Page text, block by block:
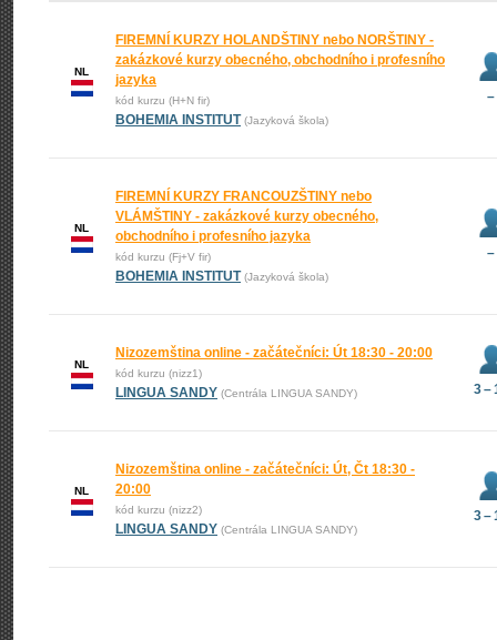
NL
FIREMNÍ KURZY HOLANDŠTINY nebo NORŠTINY -
zakázkové kurzy obecného, obchodního i profesního
jazyka
kód kurzu (H+N fir)
BOHEMIA INSTITUT (Jazyková škola)
–
NL
FIREMNÍ KURZY FRANCOUZŠTINY nebo
VLÁMŠTINY - zakázkové kurzy obecného,
obchodního i profesního jazyka
kód kurzu (Fj+V fir)
BOHEMIA INSTITUT (Jazyková škola)
–
NL
Nizozemština online - začátečníci: Út 18:30 - 20:00
kód kurzu (nizz1)
LINGUA SANDY (Centrála LINGUA SANDY) 3 –
NL
Nizozemština online - začátečníci: Út, Čt 18:30 -
20:00
kód kurzu (nizz2)
LINGUA SANDY (Centrála LINGUA SANDY)
3 –